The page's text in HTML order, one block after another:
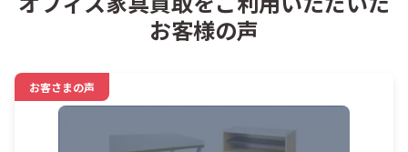
お客様の声
お客さまの声